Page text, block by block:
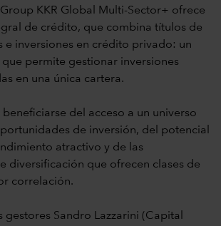
KKR Global Multi-Sector+ ofrece
de crédito, que combina títulos de
e inversiones en crédito privado: un
permite gestionar inversiones
en una única cartera.
del acceso a un universo
de inversión, del potencial
atractivo y de las
diversificación que ofrecen clases de
correlación.
gestores Sandro Lazzarini (Capital